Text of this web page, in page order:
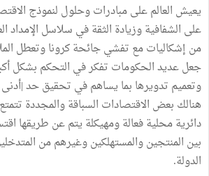
يعيش العالم على مبادرات وحلول لنموذج
على الشفافية وزيادة الثقة في سلاسل الإمداد
من إشكاليات مع تفشي جائحة كرونا وتعطل
جعل عديد الحكومات تفكر في التحكم بشكل
وتعميم تدويرها بما يساهم في تحقيق حد |أدنى
هنالك بعض الاقتصادات السباقة والمجددة
دائرية محلية فعالة ومهيكلة يتم عن طريقها
بين المنتجين والمستهلكين وغيرهم من
الدولة.